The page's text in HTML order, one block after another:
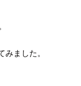
ました。